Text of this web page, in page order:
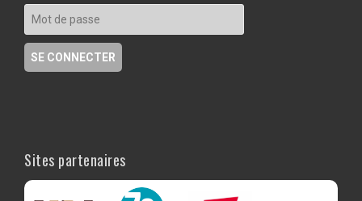
Sites partenaires